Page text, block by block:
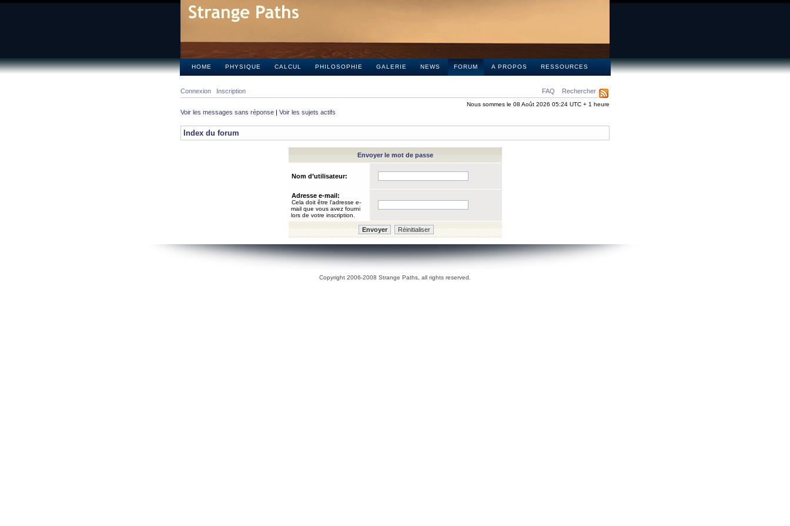
HOME PHYSIQUE CALCUL PHILOSOPHIE GALERIE NEWS FORUM A PROPOS RESSOURCES
FAQ Rechercher
Connexion Inscription
Nous sommes le 08 Août 2026 05:24 UTC + 1 heure
Voir les messages sans réponse | Voir les sujets actifs
Index du forum
Envoyer le mot de passe
Nom d’utilisateur:
Adresse e-mail:
Cela doit être l’adresse e-
mail que vous avez fourni
lors de votre inscription.
Copyright 2006-2008 Strange Paths, all rights reserved.